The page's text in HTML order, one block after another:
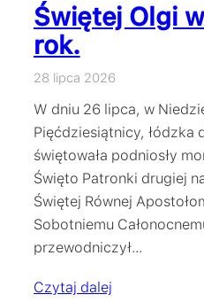
Świętej Olgi
rok.
28 lipca 2026
W dniu 26 lipca, w
Pięćdziesiątnicy, łódzka
świętowała podniosły
Święto Patronki drugiej
Świętej Równej
Sobotniemu
przewodniczył…
Czytaj dalej